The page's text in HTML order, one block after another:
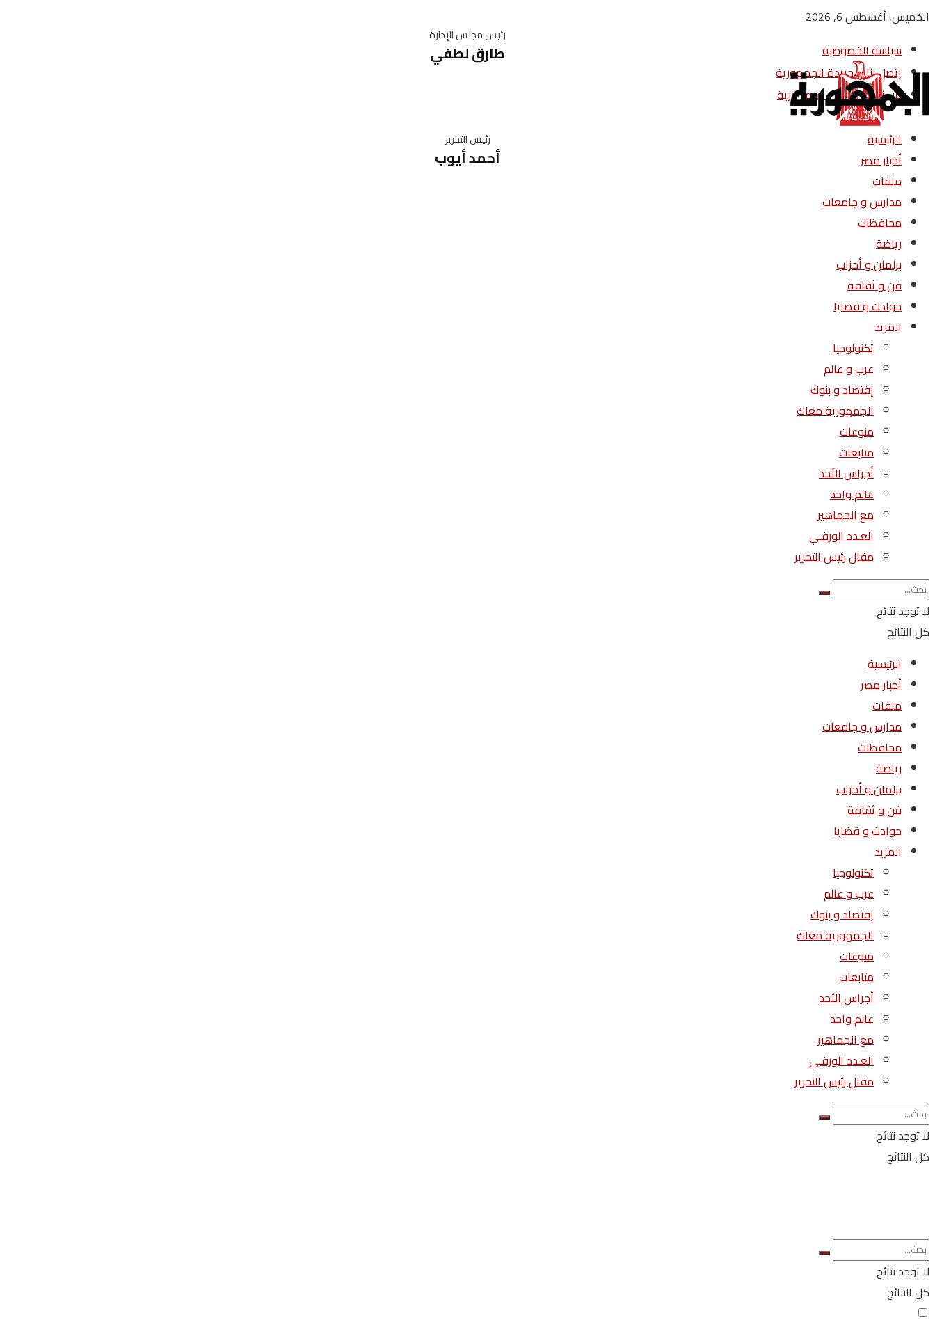
الخميس, أغسطس 6, 2026
سياسة الخصوصية
إتصل بنا – جريدة الجمهورية
من نحن – جريدة الجمهورية
رئيس مجلس الإدارة
طارق لطفي
رئيس التحرير
أحمد أيوب
الرئيسية
أخبار مصر
ملفات
مدارس و جامعات
محافظات
رياضة
برلمان و أحزاب
فن و ثقافة
حوادث و قضايا
المزيد
تكنولوجيا
عرب و عالم
إقتصاد و بنوك
الجمهورية معاك
منوعات
متابعات
أجراس الأحد
عالم واحد
مع الجماهير
العـدد الورقـي
مقال رئيس التحرير
لا توجد نتائج
كل النتائج
الرئيسية
أخبار مصر
ملفات
مدارس و جامعات
محافظات
رياضة
برلمان و أحزاب
فن و ثقافة
حوادث و قضايا
المزيد
تكنولوجيا
عرب و عالم
إقتصاد و بنوك
الجمهورية معاك
منوعات
متابعات
أجراس الأحد
عالم واحد
مع الجماهير
العـدد الورقـي
مقال رئيس التحرير
لا توجد نتائج
كل النتائج
لا توجد نتائج
كل النتائج